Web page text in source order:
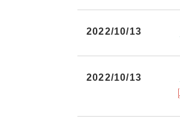
2022/10/13
2022/10/13